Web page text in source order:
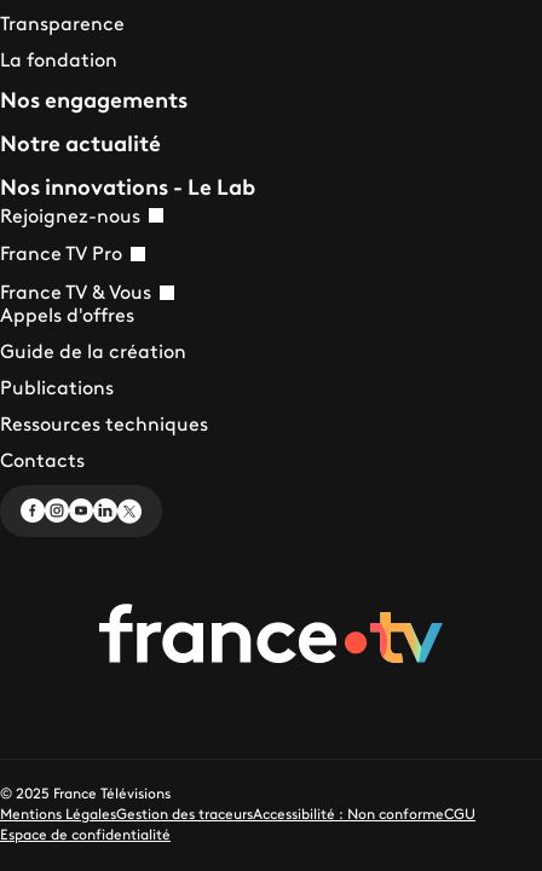
Transparence
La fondation
Nos engagements
Notre actualité
Nos innovations - Le Lab
Rejoignez-nous
France TV Pro
France TV & Vous
Appels d'offres
Guide de la création
Publications
Ressources techniques
Contacts
© 2025 France Télévisions
Mentions LégalesGestion des traceursAccessibilité : Non conformeCGU
Espace de confidentialité